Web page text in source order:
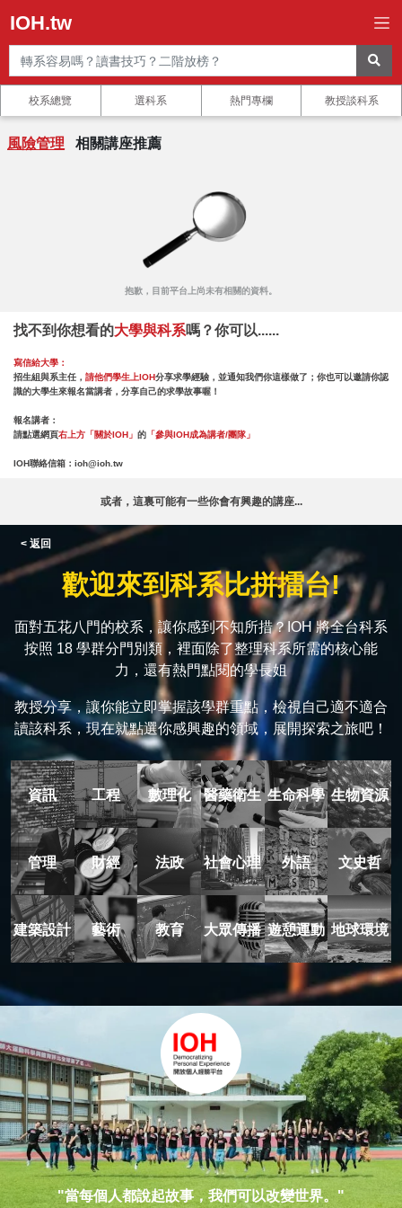
IOH.tw
校系總覽 選科系 熱門專欄 教授談科系
風險管理 相關講座推薦
抱歉，目前平台上尚未有相關的資料。
找不到你想看的大學與科系嗎？你可以......
寫信給大學：
招生組與系主任， 請他們學生上IOH分享求學經驗，並通知我們你這樣做了；你也可以邀請你認
識的大學生來報名當講者，分享自己的求學故事喔！
報名講者：
請點選網頁右上方「關於IOH」 的 「參與IOH成為講者/團隊」
IOH聯絡信箱： ioh@ioh.tw
或者，這裏可能有一些你會有興趣的講座...
< 返回
歡迎來到科系比拼擂台!
面對五花八門的校系，讓你感到不知所措？IOH 將全台科系
按照 18 學群分門別類，裡面除了整理科系所需的核心能
力，還有熱門點閱的學長姐
教授分享，讓你能立即掌握該學群重點，檢視自己適不適合
讀該科系，現在就點選你感興趣的領域，展開探索之旅吧！
資訊 工程 數理化 醫藥衛生 生命科學 生物資源
管理 財經 法政 社會心理 外語 文史哲
建築設計 藝術 教育 大眾傳播 遊憩運動 地球環境
"當每個人都說起故事，我們可以改變世界。"